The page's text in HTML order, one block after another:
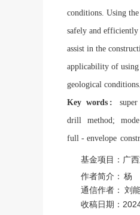
conditions. Using
safely and efficiently
assist in the
applicability of using
geological conditions.
Key words : super
drill
method; mode
full - envelope
基金项目：广
作者简介： 杨
通信作者： 刘
收稿日期：